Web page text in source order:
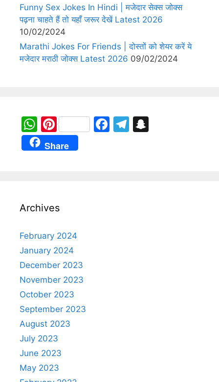
Funny Sex Jokes In Hindi | मजेदार सेक्स जोक्स
पढ़ना चाहते हैं तो यहाँ जरूर देखें Latest 2026
10/02/2024
Marathi Jokes For Friends | दोस्तों को शेयर करें ये
मजेदार मराठी जोक्स Latest 2026 09/02/2024
W
h
at
p
Pi
nt
er
F
T
Share
Archives
February 2024
January 2024
December 2023
November 2023
October 2023
September 2023
August 2023
July 2023
June 2023
May 2023